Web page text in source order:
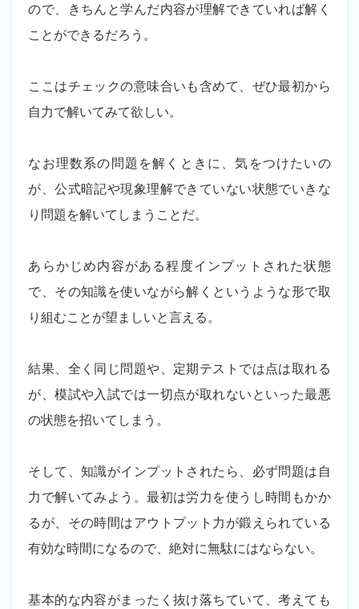
ので、きちんと学んだ内容が理解できていれば解く
ことができるだろう。
ここはチェックの意味合いも含めて、ぜひ最初から
自力で解いてみて欲しい。
なお理数系の問題を解くときに、気をつけたいの
が、公式暗記や現象理解できていない状態でいきな
り問題を解いてしまうことだ。
あらかじめ内容がある程度インプットされた状態
で、その知識を使いながら解くというような形で取
り組むことが望ましいと言える。
結果、全く同じ問題や、定期テストでは点は取れる
が、模試や入試では一切点が取れないといった最悪
の状態を招いてしまう。
そして、知識がインプットされたら、必ず問題は自
力で解いてみよう。最初は労力を使うし時間もかか
るが、その時間はアウトプット力が鍛えられている
有効な時間になるので、絶対に無駄にはならない。
基本的な内容がまったく抜け落ちていて、考えても